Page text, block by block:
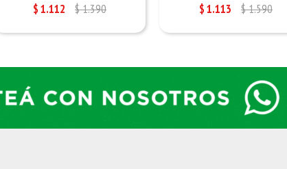
$1.112 $1.390 $1.113 $1.590